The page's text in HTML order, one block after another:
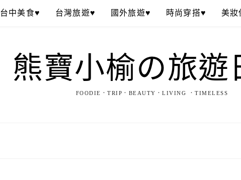
台中美食♥ 台灣旅遊♥ 國外旅遊♥ 時尚穿搭♥ 美妝
熊寶小榆の旅遊
FOODIE．TRIP．BEAUTY．LIVING ．TIMELESS